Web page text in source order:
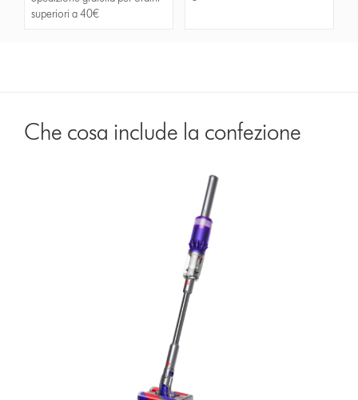
superiori a 40€
Che cosa include la confezione